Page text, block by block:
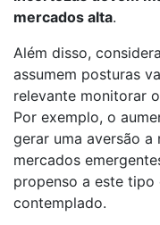
mercados alta.
Além disso,
assumem posturas
relevante monitorar
Por exemplo, o
gerar uma aversão
mercados
propenso a este tipo
contemplado.